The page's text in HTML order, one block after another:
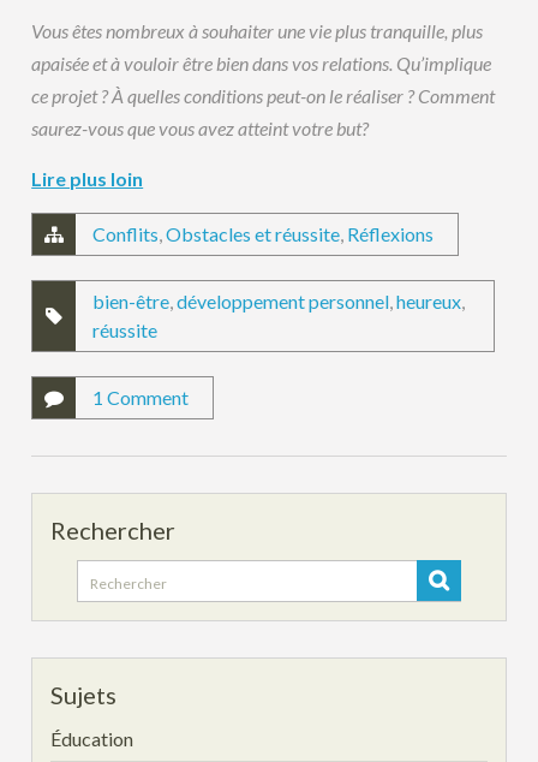
Vous êtes nombreux à souhaiter une vie plus tranquille, plus
apaisée et à vouloir être bien dans vos relations. Qu’implique
ce projet ? À quelles conditions peut-on le réaliser ? Comment
saurez-vous que vous avez atteint votre but?
Lire plus loin
Conflits,Obstacles et réussite, Réflexions
bien-être,développement personnel,heureux,
réussite
1 Comment
Rechercher
Search
for:
Sujets
Éducation